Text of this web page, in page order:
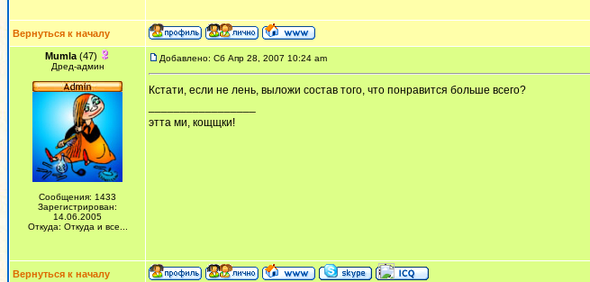
Вернуться к началу
Mumla (47)
Дред-админ
Сообщения: 1433
Зарегистрирован:
14.06.2005
Откуда: Откуда и все...
Добавлено: Сб Апр 28, 2007 10:24 am
Кстати, если не лень, выложи состав того, что понравится больше всего?
этта ми, кощщки!
Вернуться к началу